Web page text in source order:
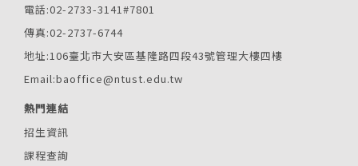
電話:02-2733-3141#7801
傳真:02-2737-6744
地址:106臺北市大安區基隆路四段43號管理大樓四樓
Email:baoffice@ntust.edu.tw
熱門連結
招生資訊
課程查詢